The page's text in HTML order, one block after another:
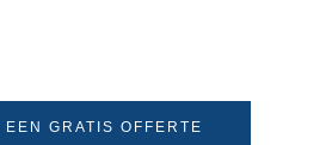
EEN GRATIS OFFERTE